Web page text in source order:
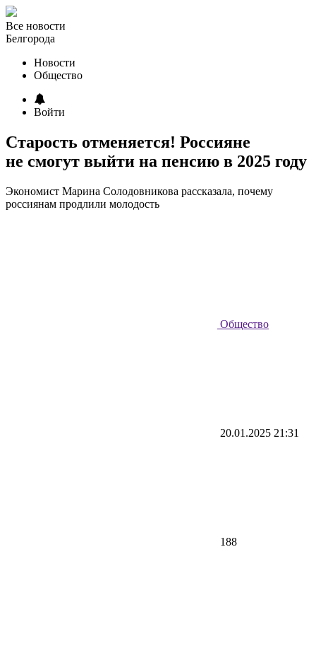
Все новости
Белгорода
Новости
Общество
Войти
Старость отменяется! Россияне
не смогут выйти на пенсию в 2025 году
Экономист Марина Солодовникова рассказала, почему
россиянам продлили молодость
Общество
20.01.2025 21:31
188